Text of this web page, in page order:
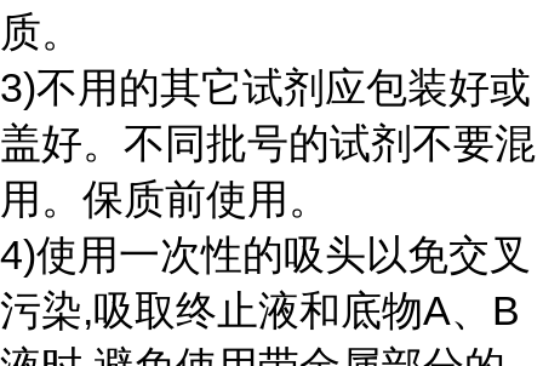
质。
3)不用的其它试剂应包装好或
盖好。不同批号的试剂不要混
用。保质前使用。
4)使用一次性的吸头以免交叉
污染,吸取终止液和底物A、B